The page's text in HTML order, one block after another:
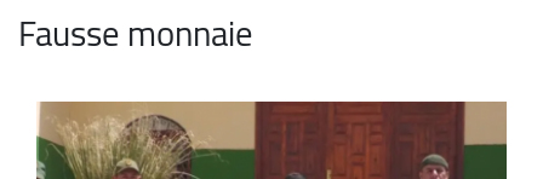
Fausse monnaie